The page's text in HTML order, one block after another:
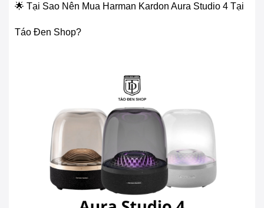
🌟 Tại Sao Nên Mua Harman Kardon Aura Studio 4 Tại
Táo Đen Shop?